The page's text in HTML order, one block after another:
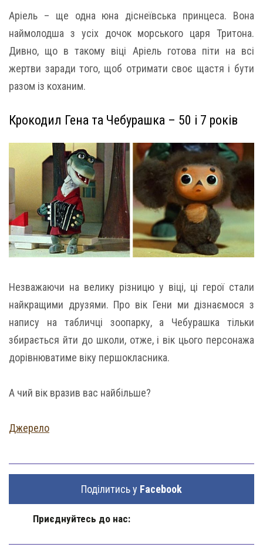
Аріель – ще одна юна діснеївська принцеса. Вона
наймолодша з усіх дочок морського царя Тритона.
Дивно, що в такому віці Аріель готова піти на всі
жертви заради того, щоб отримати своє щастя і бути
разом із коханим.
Крокодил Гена та Чебурашка – 50 і 7 років
Незважаючи на велику різницю у віці, ці герої стали
найкращими друзями. Про вік Гени ми дізнаємося з
напису на табличці зоопарку, а Чебурашка тільки
збирається йти до школи, отже, і вік цього персонажа
дорівнюватиме віку першокласника.
А чий вік вразив вас найбільше?
Джерело
Поділитись у Facebook
Приєднуйтесь до нас: